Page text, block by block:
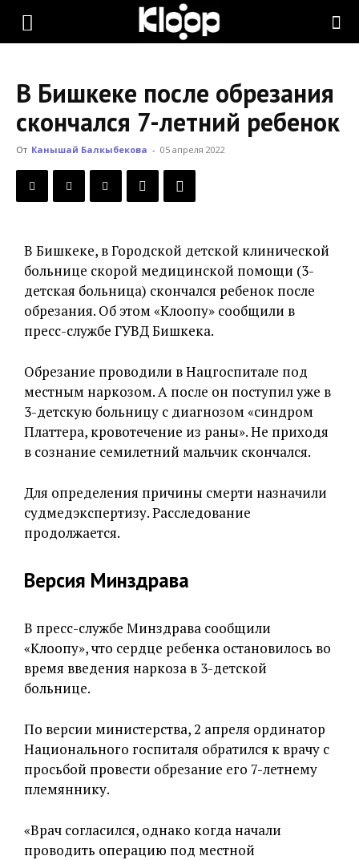
KLOOP.KG
Новости
В Бишкеке после обрезания
скончался 7-летний ребенок
От Канышай Балкыбекова - 05 апреля 2022
В Бишкеке, в Городской детской клинической
больнице скорой медицинской помощи (3-
детская больница) скончался ребенок после
обрезания. Об этом «Клоопу» сообщили в
пресс-службе ГУВД Бишкека.
Обрезание проводили в Нацгоспитале под
местным наркозом. А после он поступил уже в
3-детскую больницу с диагнозом «синдром
Платтера, кровотечение из раны». Не приходя
в сознание семилетний мальчик скончался.
Для определения причины смерти назначили
судмедэкспертизу. Расследование
продолжается.
Версия Минздрава
В пресс-службе Минздрава сообщили
«Клоопу», что сердце ребенка остановилось во
время введения наркоза в 3-детской
больнице.
По версии министерства, 2 апреля ординатор
Национального госпиталя обратился к врачу с
просьбой провести обрезание его 7-летнему
племяннику.
«Врач согласился, однако когда начали
проводить операцию под местной